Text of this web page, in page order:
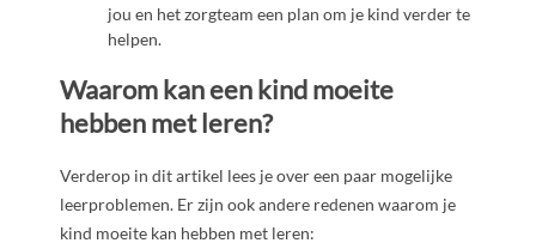
jou en het zorgteam een plan om je kind verder te
helpen.
Waarom kan een kind moeite
hebben met leren?
Verderop in dit artikel lees je over een paar mogelijke
leerproblemen. Er zijn ook andere redenen waarom je
kind moeite kan hebben met leren: